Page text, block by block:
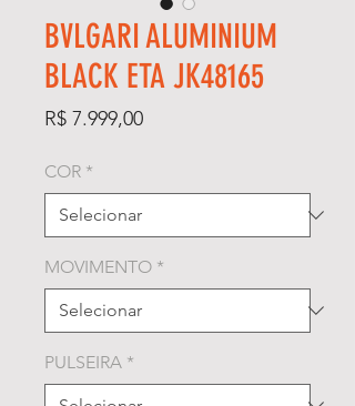
BVLGARI ALUMINIUM
BLACK ETA JK48165
R$ 7.999,00Preço
COR *
MOVIMENTO *
PULSEIRA *